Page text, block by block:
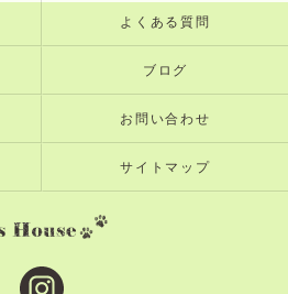
よくある質問
ブログ
お問い合わせ
サイトマップ